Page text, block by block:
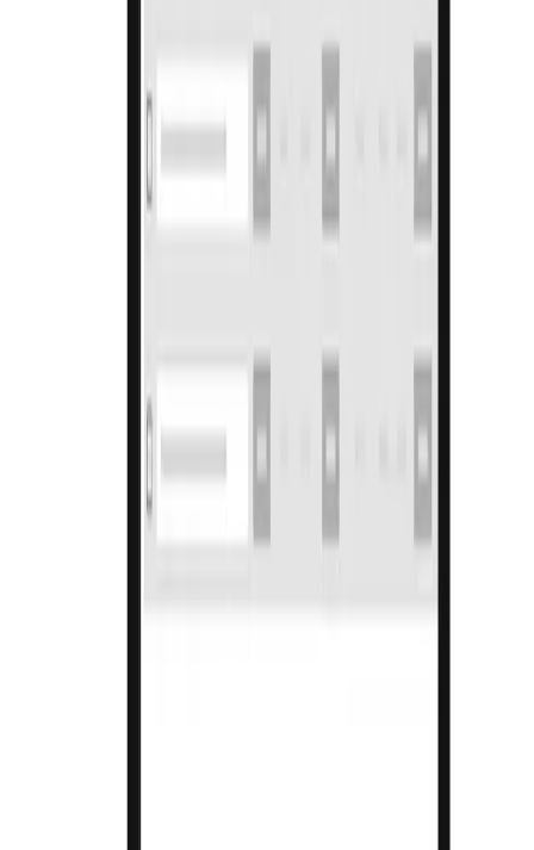
ಸುರಕ್ಷಿತ ವಹಿವಾಟುಗಳು
ಸುವ್ಯವಸ್ಥಿತ ಖರೀದಿ ಒಳಬರುವಿಕೆ